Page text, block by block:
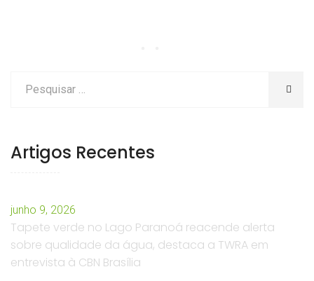
Artigos Recentes
junho 9, 2026
Tapete verde no Lago Paranoá reacende alerta
sobre qualidade da água, destaca a TWRA em
entrevista à CBN Brasília